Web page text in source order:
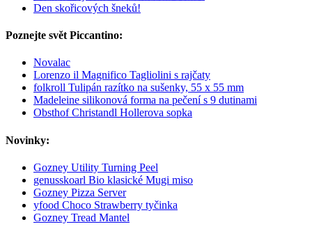
Den skořicových šneků!
Poznejte svět Piccantino:
Novalac
Lorenzo il Magnifico Tagliolini s rajčaty
folkroll Tulipán razítko na sušenky, 55 x 55 mm
Madeleine silikonová forma na pečení s 9 dutinami
Obsthof Christandl Hollerova sopka
Novinky:
Gozney Utility Turning Peel
genusskoarl Bio klasické Mugi miso
Gozney Pizza Server
yfood Choco Strawberry tyčinka
Gozney Tread Mantel